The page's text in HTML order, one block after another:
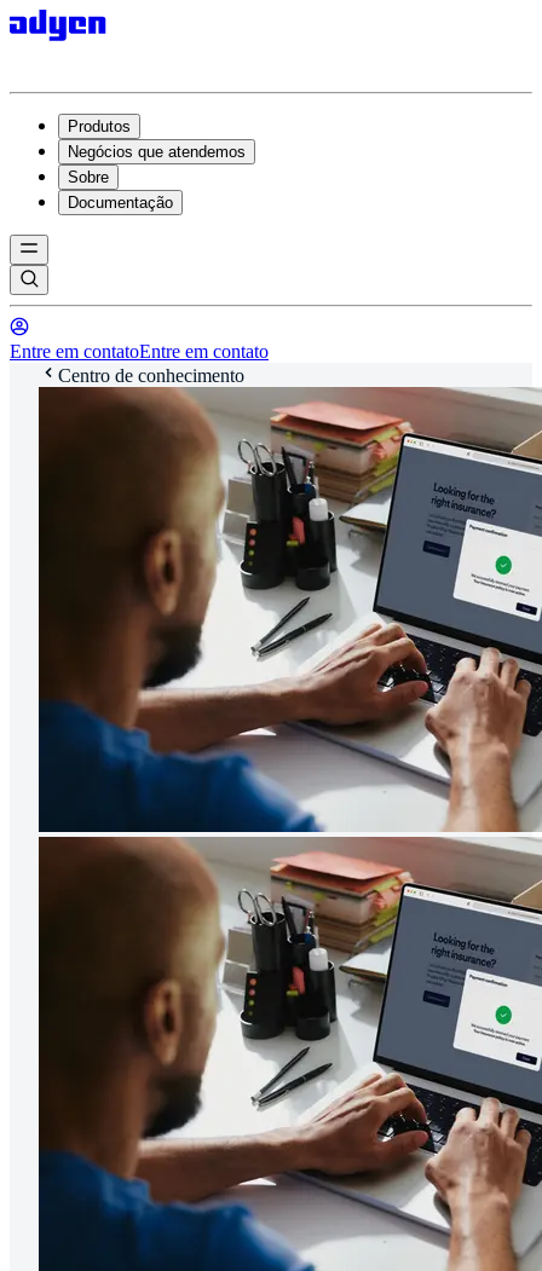
Produtos
Negócios que atendemos
Sobre
Documentação
Entre em contatoEntre em contato
Centro de conhecimento